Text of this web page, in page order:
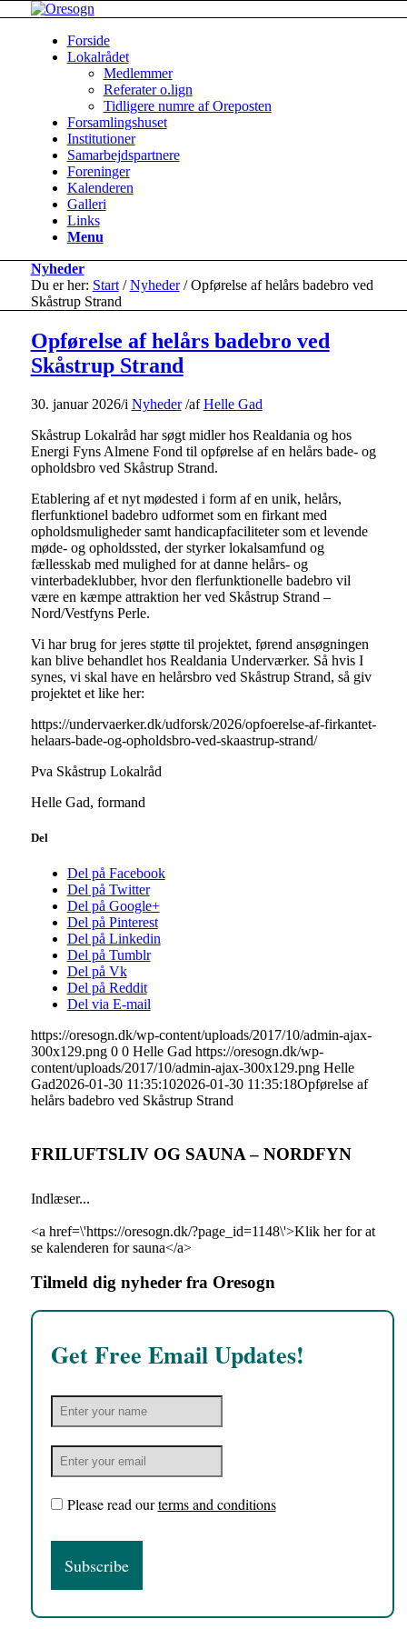
Forside
Lokalrådet
Medlemmer
Referater o.lign
Tidligere numre af Oreposten
Forsamlingshuset
Institutioner
Samarbejdspartnere
Foreninger
Kalenderen
Galleri
Links
Menu
Nyheder
Du er her: Start / Nyheder / Opførelse af helårs badebro ved
Skåstrup Strand
Opførelse af helårs badebro ved
Skåstrup Strand
30. januar 2026/i Nyheder /afHelle Gad
Skåstrup Lokalråd har søgt midler hos Realdania og hos
Energi Fyns Almene Fond til opførelse af en helårs bade- og
opholdsbro ved Skåstrup Strand.
Etablering af et nyt mødested i form af en unik, helårs,
flerfunktionel badebro udformet som en firkant med
opholdsmuligheder samt handicapfaciliteter som et levende
møde- og opholdssted, der styrker lokalsamfund og
fællesskab med mulighed for at danne helårs- og
vinterbadeklubber, hvor den flerfunktionelle badebro vil
være en kæmpe attraktion her ved Skåstrup Strand –
Nord/Vestfyns Perle.
Vi har brug for jeres støtte til projektet, førend ansøgningen
kan blive behandlet hos Realdania Underværker. Så hvis I
synes, vi skal have en helårsbro ved Skåstrup Strand, så giv
projektet et like her:
https://undervaerker.dk/udforsk/2026/opfoerelse-af-firkantet-
helaars-bade-og-opholdsbro-ved-skaastrup-strand/
Pva Skåstrup Lokalråd
Helle Gad, formand
Del
Del på Facebook
Del på Twitter
Del på Google+
Del på Pinterest
Del på Linkedin
Del på Tumblr
Del på Vk
Del på Reddit
Del via E-mail
https://oresogn.dk/wp-content/uploads/2017/10/admin-ajax-
300x129.png 0 0 Helle Gad https://oresogn.dk/wp-
content/uploads/2017/10/admin-ajax-300x129.png Helle
Gad2026-01-30 11:35:102026-01-30 11:35:18Opførelse af
helårs badebro ved Skåstrup Strand
FRILUFTSLIV OG SAUNA – NORDFYN
Indlæser...
<a href=\'https://oresogn.dk/?page_id=1148\'>Klik her for at
se kalenderen for sauna</a>
Tilmeld dig nyheder fra Oresogn
Get Free Email Updates!
Please read ourterms and conditions